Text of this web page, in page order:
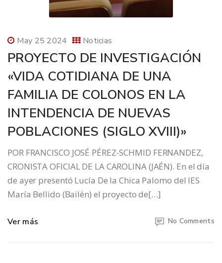
May 25 2024 Noticias
PROYECTO DE INVESTIGACIÓN
«VIDA COTIDIANA DE UNA
FAMILIA DE COLONOS EN LA
INTENDENCIA DE NUEVAS
POBLACIONES (SIGLO XVIII)»
POR FRANCISCO JOSÉ PÉREZ-SCHMID FERNANDEZ,
CRONISTA OFICIAL DE LA CAROLINA (JAÉN). En el día
de ayer presentó Lucía De la Chica Palomo del IES
María Bellido (Bailén) el proyecto de[…]
Ver más No Comments